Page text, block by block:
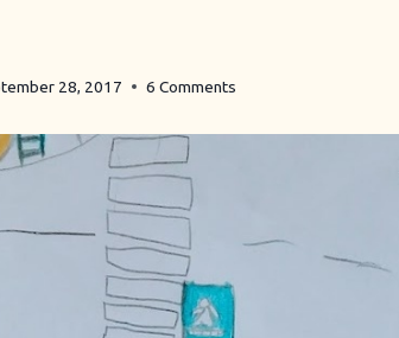
28, 2017 6 Comments